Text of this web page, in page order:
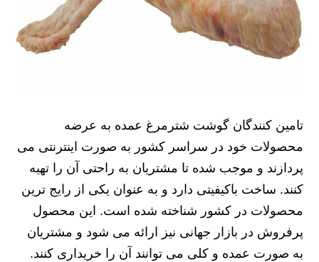
تامین کنندگان گوشت شترمرغ عمده به عرضه
محصولات خود در سراسر کشور به صورت اینترنتی می
پردازند و موجب شده تا مشتریان به راحتی آن را تهیه
کنند. ساخت باکیفیتی دارد و به عنوان یکی از رایج ترین
محصولات در کشور شناخته شده است. این محصول
پرفروش در بازار جهانی نیز ارائه می شود و مشتریان
به صورت عمده و کلی می توانند آن را خریداری کنند.